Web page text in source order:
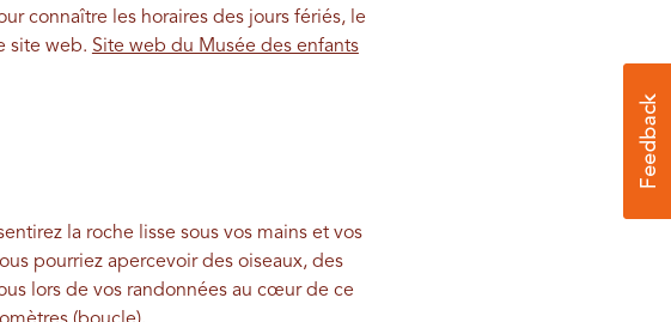
connaître les horaires des jours fériés, le
site web. Site web du Musée des enfants
la roche lisse sous vos mains et vos
pourriez apercevoir des oiseaux, des
lors de vos randonnées au cœur de ce